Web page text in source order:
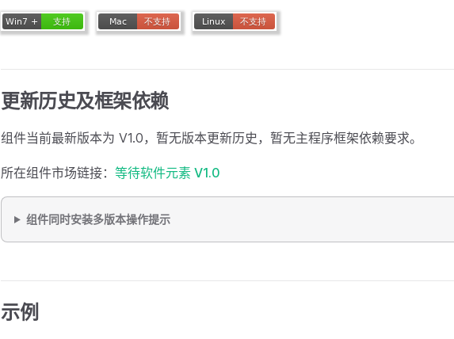
更新历史及框架依赖
组件当前最新版本为 V1.0，暂无版本更新历史，暂无主程序框架依赖要求。
所在组件市场链接： 等待软件元素 V1.0
组件同时安装多版本操作提示
示例